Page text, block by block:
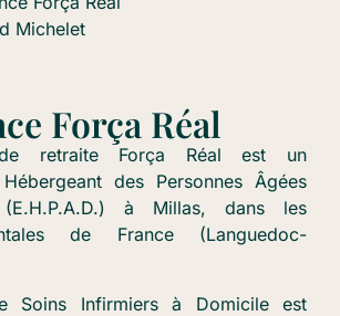
Força Réal
retraite Força Réal est un
Hébergeant des Personnes Âgées
(E.H.P.A.D.) à Millas, dans les
de France (Languedoc-
Soins Infirmiers à Domicile est
Michelet